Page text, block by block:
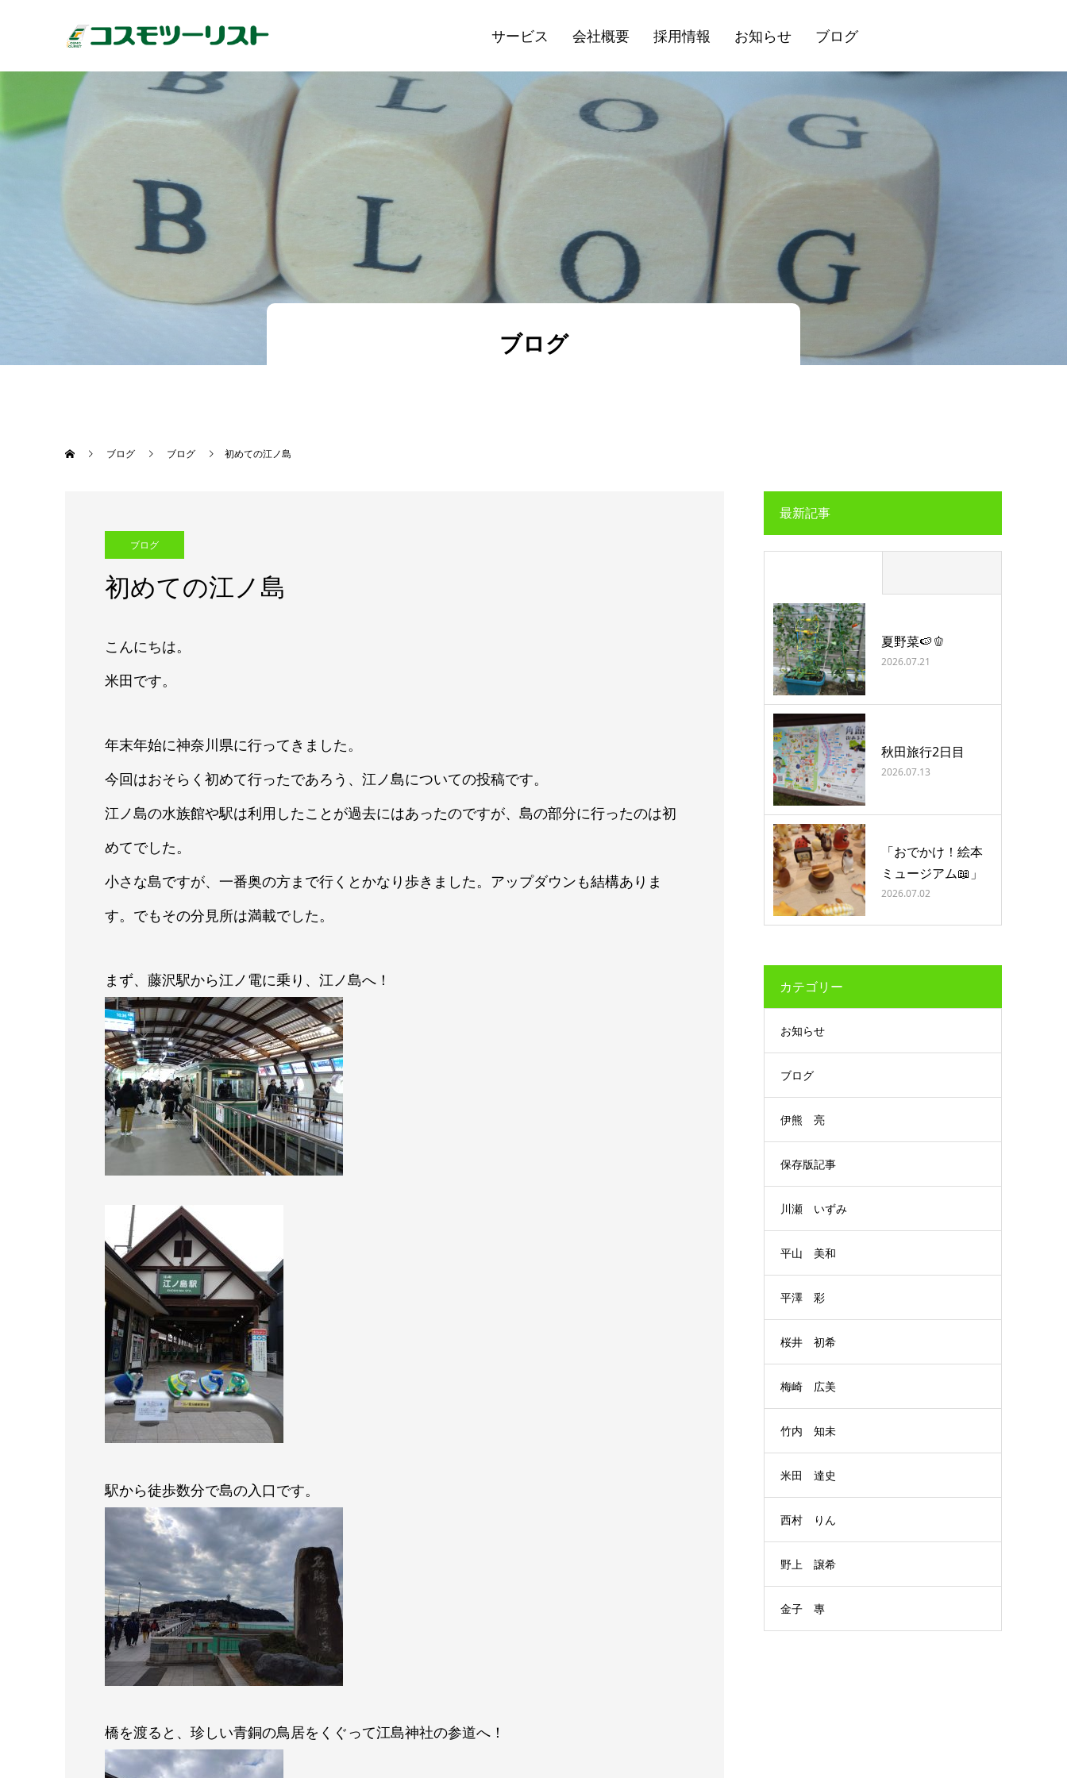
サービス 会社概要 採用情報 お知らせ ブログ
ブログ
ブログ ブログ 初めての江ノ島
ブログ
初めての江ノ島
こんにちは。
米田です。
年末年始に神奈川県に行ってきました。
今回はおそらく初めて行ったであろう、江ノ島についての投稿です。
江ノ島の水族館や駅は利用したことが過去にはあったのですが、島の部分に行ったのは初
めてでした。
小さな島ですが、一番奥の方まで行くとかなり歩きました。アップダウンも結構ありま
す。でもその分見所は満載でした。
まず、藤沢駅から江ノ電に乗り、江ノ島へ！
駅から徒歩数分で島の入口です。
橋を渡ると、珍しい青銅の鳥居をくぐって江島神社の参道へ！
最新記事
夏野菜🍉🫑
2026.07.21
秋田旅行2日目
2026.07.13
「おでかけ！絵本
ミュージアム📖」
2026.07.02
カテゴリー
お知らせ
ブログ
伊熊 亮
保存版記事
川瀬 いずみ
平山 美和
平澤 彩
桜井 初希
梅崎 広美
竹内 知未
米田 達史
西村 りん
野上 譲希
金子 專